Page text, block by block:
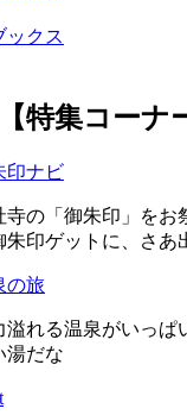
特集コーナ
印ナビ
寺の「御朱印」をお
印ゲットに、さあ
の旅
溢れる温泉がいっぱ
湯だな